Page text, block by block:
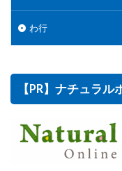
わ行
【PR】ナチュラル